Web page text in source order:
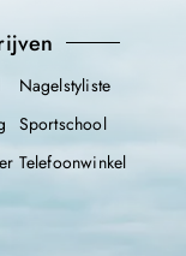
Nagelstyliste
Sportschool
Telefoonwinkel